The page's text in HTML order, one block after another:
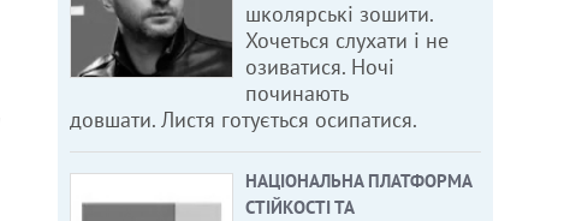
школярські зошити.
Хочеться слухати і не
озиватися. Ночі
починають
довшати. Листя готується осипатися.
НАЦІОНАЛЬНА ПЛАТФОРМА
СТІЙКОСТІ ТА